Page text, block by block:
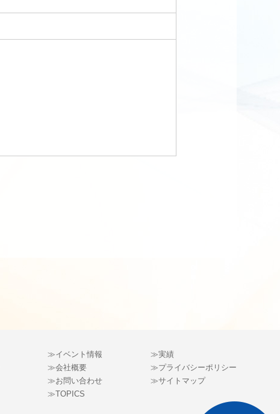
≫イベント情報
≫会社概要
≫お問い合わせ
≫TOPICS
≫実績
≫プライバシーポリシー
≫サイトマップ